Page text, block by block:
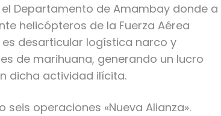
Departamento de Amambay donde a
helicópteros de la Fuerza Aérea
es desarticular logística narco y
de marihuana, generando un lucro
dicha actividad ilícita.
operaciones «Nueva Alianza».